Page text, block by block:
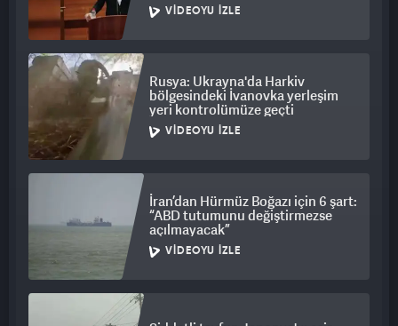
VIDEOYU İZLE
Rusya: Ukrayna'da Harkiv
bölgesindeki İvanovka yerleşim
yeri kontrolümüze geçti
VIDEOYU İZLE
İran’dan Hürmüz Boğazı için 6 şart:
“ABD tutumunu değiştirmezse
açılmayacak”
VIDEOYU İZLE